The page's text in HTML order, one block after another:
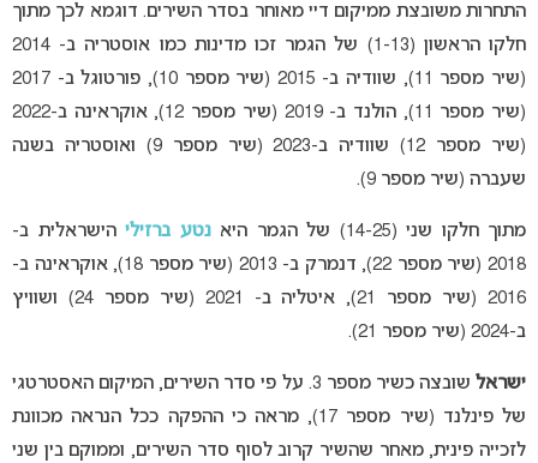
התחרות משובצת ממיקום דיי מאוחר בסדר השירים. דוגמא לכך מתוך
חלקו הראשון (1-13) של הגמר זכו מדינות כמו אוסטריה ב- 2014
(שיר מספר 11), שוודיה ב- 2015 (שיר מספר 10), פורטוגל ב- 2017
(שיר מספר 11), הולנד ב- 2019 (שיר מספר 12), אוקראינה ב-2022
(שיר מספר 12) שוודיה ב-2023 (שיר מספר 9) ואוסטריה בשנה
שעברה (שיר מספר 9).
מתוך חלקו שני (14-25) של הגמר היא נטע ברזילי הישראלית ב-
2018 (שיר מספר 22), דנמרק ב- 2013 (שיר מספר 18), אוקראינה ב-
2016 (שיר מספר 21), איטליה ב- 2021 (שיר מספר 24) ושוויץ
ב-2024 (שיר מספר 21).
ישראל
שובצה כשיר מספר 3. על פי סדר השירים, המיקום האסטרטגי
של פינלנד (שיר מספר 17), מראה כי ההפקה ככל הנראה מכוונת
לזכייה פינית, מאחר שהשיר קרוב לסוף סדר השירים, וממוקם בין שני